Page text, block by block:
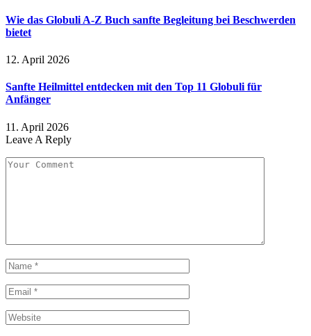
Wie das Globuli A-Z Buch sanfte Begleitung bei Beschwerden
bietet
12. April 2026
Sanfte Heilmittel entdecken mit den Top 11 Globuli für
Anfänger
11. April 2026
Leave A Reply